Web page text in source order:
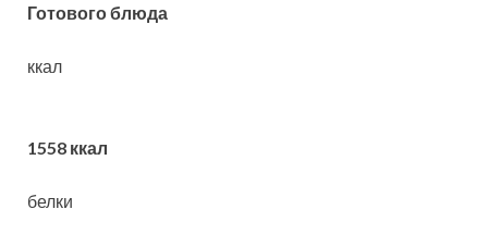
Готового блюда
ккал
1558 ккал
белки